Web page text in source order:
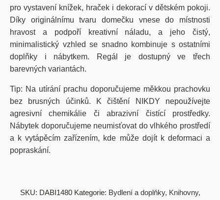
pro vystavení knížek, hraček i dekorací v dětském pokoji.
Díky originálnímu tvaru domečku vnese do místnosti
hravost a podpoří kreativní náladu, a jeho čistý,
minimalistický vzhled se snadno kombinuje s ostatními
doplňky i nábytkem. Regál je dostupný ve třech
barevných variantách.
Tip: Na utírání prachu doporučujeme měkkou prachovku
bez brusných účinků. K čištění NIKDY nepoužívejte
agresivní chemikálie či abrazivní čistící prostředky.
Nábytek doporučujeme neumisťovat do vlhkého prostředí
a k vytápěcím zařízením, kde může dojít k deformaci a
popraskání.
SKU: DABI1480 Kategorie: Bydlení a doplňky, Knihovny,